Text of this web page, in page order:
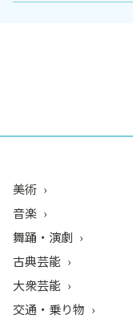
美術
音楽
舞踊・演劇
古典芸能
大衆芸能
交通・乗り物